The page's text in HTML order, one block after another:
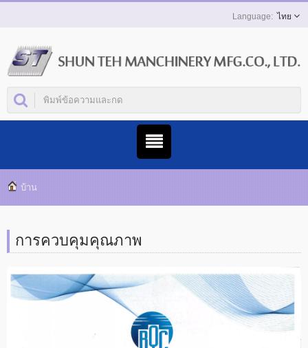
ไทย
บ้าน
การควบคุมคุณภาพ